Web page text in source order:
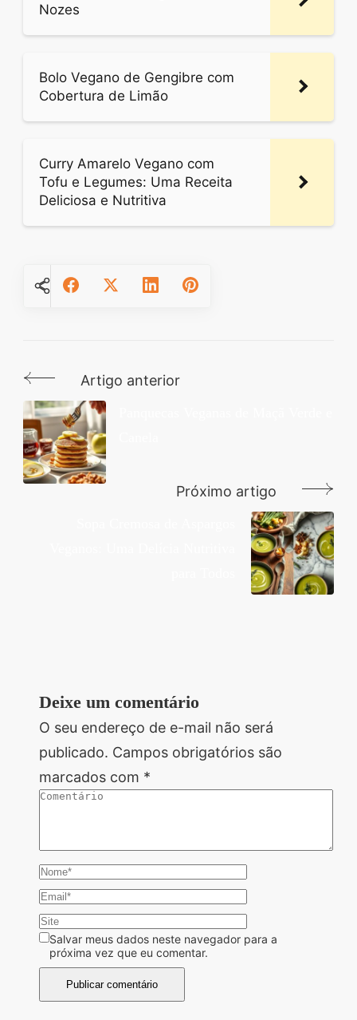
Nozes
Bolo Vegano de Gengibre com
Cobertura de Limão
Curry Amarelo Vegano com
Tofu e Legumes: Uma Receita
Deliciosa e Nutritiva
Navegação
de
post
Artigo anterior
Próximo artigo
Deixe um comentário
O seu endereço de e-mail não será
publicado. Campos obrigatórios são
marcados com *
Salvar meus dados neste navegador para a
próxima vez que eu comentar.